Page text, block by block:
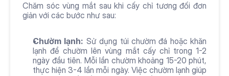
Chăm sóc vùng mắt sau khi cấy chỉ tương đối đơn
giản với các bước như sau:
Chườm lạnh: Sử dụng túi chườm đá hoặc khăn
lạnh để chườm lên vùng mắt cấy chỉ trong 1-2
ngày đầu tiên. Mỗi lần chườm khoảng 15-20 phút,
thực hiện 3-4 lần mỗi ngày. Việc chườm lạnh giúp